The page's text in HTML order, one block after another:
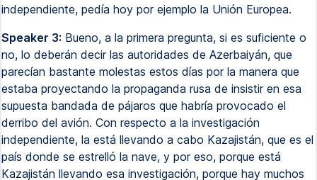
independiente, pedía hoy por ejemplo la Unión Europea.
Speaker 3: Bueno, a la primera pregunta, si es suficiente o
no, lo deberán decir las autoridades de Azerbaiyán, que
parecían bastante molestas estos días por la manera que
estaba proyectando la propaganda rusa de insistir en esa
supuesta bandada de pájaros que habría provocado el
derribo del avión. Con respecto a la investigación
independiente, la está llevando a cabo Kazajistán, que es el
país donde se estrelló la nave, y por eso, porque está
Kazajistán llevando esa investigación, porque hay muchos